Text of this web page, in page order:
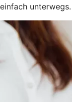
einfach unterwegs.